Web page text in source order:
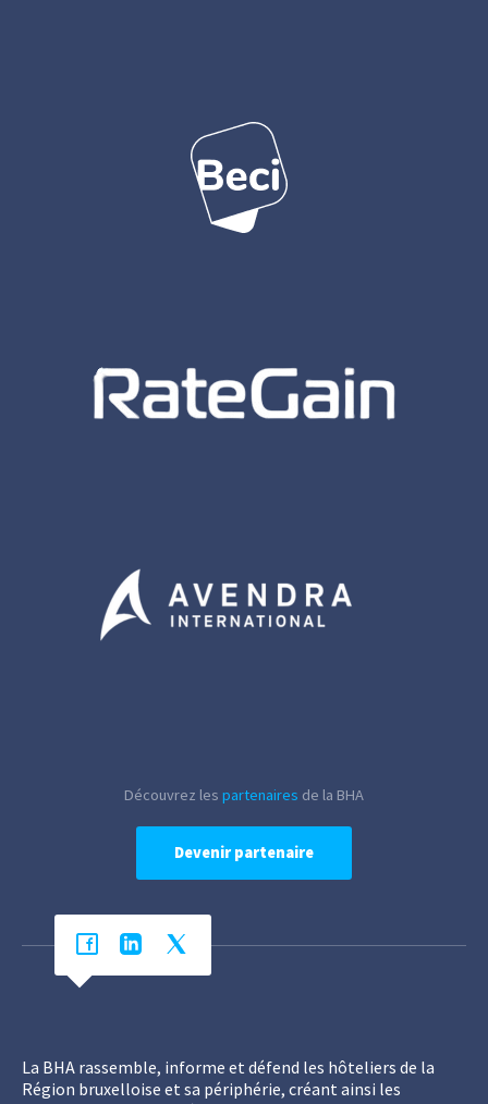
Découvrez les partenaires de la BHA
Devenir partenaire
La BHA rassemble, informe et défend les hôteliers de la
Région bruxelloise et sa périphérie, créant ainsi les